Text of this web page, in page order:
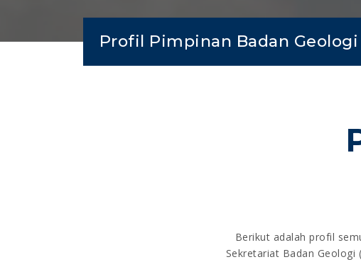
Profil Pimpinan Badan Geologi
Berikut adalah profil
Sekretariat Badan Geologi